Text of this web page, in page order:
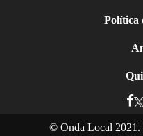
Política
© Onda Local 2021.